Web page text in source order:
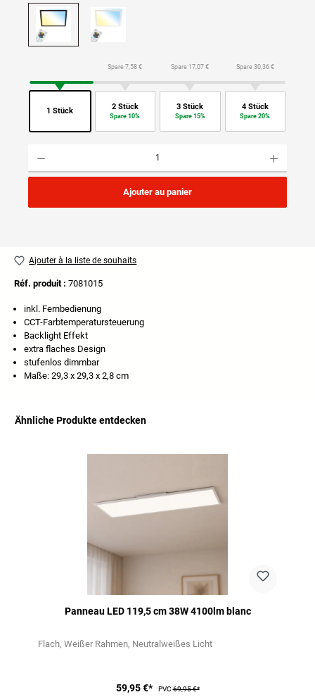
1 Stück
Spare 7,58 €
2 Stück
Spare 10%
Spare 17,07 €
3 Stück
Spare 15%
Spare 30,36 €
4 Stück
Spare 20%
Ajouter au panier
Ajouter à la liste de souhaits
Réf. produit : 7081015
inkl. Fernbedienung
CCT-Farbtemperatursteuerung
Backlight Effekt
extra flaches Design
stufenlos dimmbar
Maße: 29,3 x 29,3 x 2,8 cm
Ähnliche Produkte entdecken
Panneau LED 119,5 cm 38W 4100lm blanc
Flach Weißer Rahmen Neutralweißes Licht
59,95 €* PVC69,95 €*